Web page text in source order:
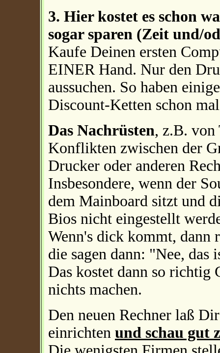
3. Hier kostet es schon
sogar sparen (Zeit und/
Kaufe Deinen ersten
EINER Hand. Nur den
aussuchen. So haben
Discount-Ketten schon
Das Nachrüsten, z.B. von
Konflikten zwischen der
Drucker oder anderen
Insbesondere, wenn der
dem Mainboard sitzt und
Bios nicht eingestellt
Wenn's dick kommt, dann
die sagen dann: "Nee, das
Das kostet dann so richtig
nichts machen.
Den neuen Rechner laß
einrichten und schau gut